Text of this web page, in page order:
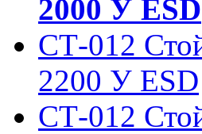
2000 У ESD
СТ-012
2200 У ESD
СТ-012